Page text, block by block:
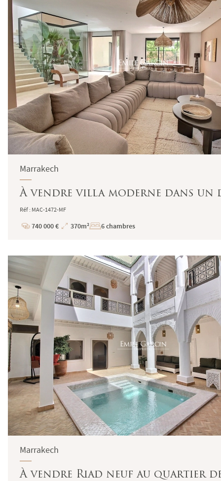
Marrakech
À vendre villa moderne dans un
Réf : MAC-1472-MF
Prix
740 000 €
Superficie
370m² 6 chambres
Marrakech
À vendre Riad neuf au quartier